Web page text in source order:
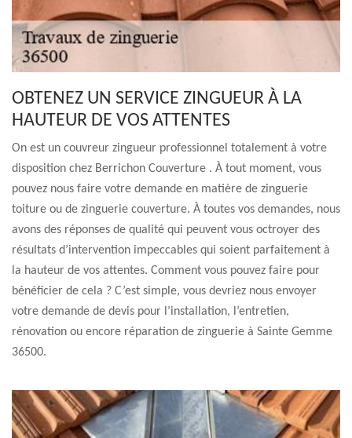
OBTENEZ UN SERVICE ZINGUEUR À LA
HAUTEUR DE VOS ATTENTES
On est un couvreur zingueur professionnel totalement à votre
disposition chez Berrichon Couverture . À tout moment, vous
pouvez nous faire votre demande en matière de zinguerie
toiture ou de zinguerie couverture. À toutes vos demandes, nous
avons des réponses de qualité qui peuvent vous octroyer des
résultats d’intervention impeccables qui soient parfaitement à
la hauteur de vos attentes. Comment vous pouvez faire pour
bénéficier de cela ? C’est simple, vous devriez nous envoyer
votre demande de devis pour l’installation, l’entretien,
rénovation ou encore réparation de zinguerie à Sainte Gemme
36500.